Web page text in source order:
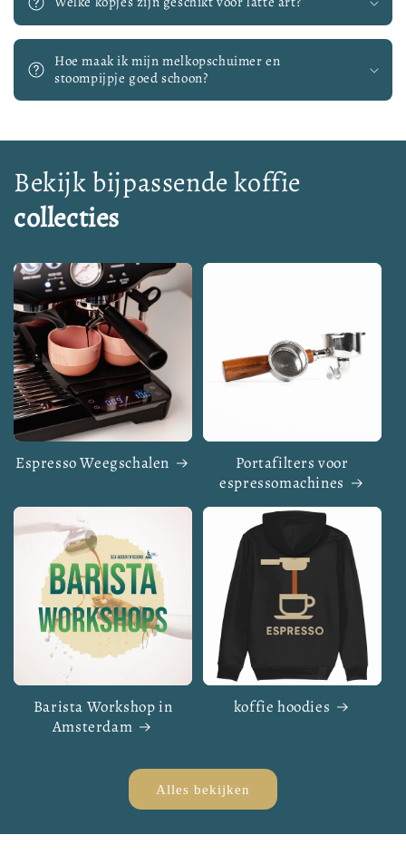
Hoe maak ik mijn melkopschuimer en
stoompijpje goed schoon?
Bekijk bijpassende koffie
collecties
Espresso Weegschalen
Portafilters voor
espressomachines
Barista Workshop in
Amsterdam
koffie hoodies
Alles bekijken